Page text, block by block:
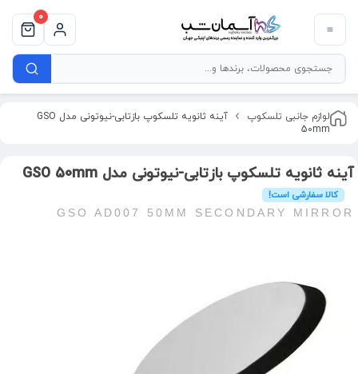
0
لوازم جانبی تلسکوپ
آینه ثانویه تلسکوپ بازتابی-نیوتونی مدل GSO
50mm
آینه ثانویه تلسکوپ بازتابی-نیوتونی مدل GSO 50mm
کالا سفارشی است!
GSO AD007 50MM SECONDARY MIRROR